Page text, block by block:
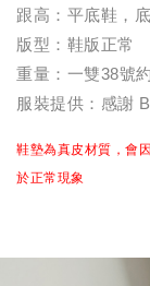
跟高：平底鞋，
版型：鞋版正常
重量：一雙38號
服裝提供：感謝
鞋墊為真皮材質，會
於正常現象